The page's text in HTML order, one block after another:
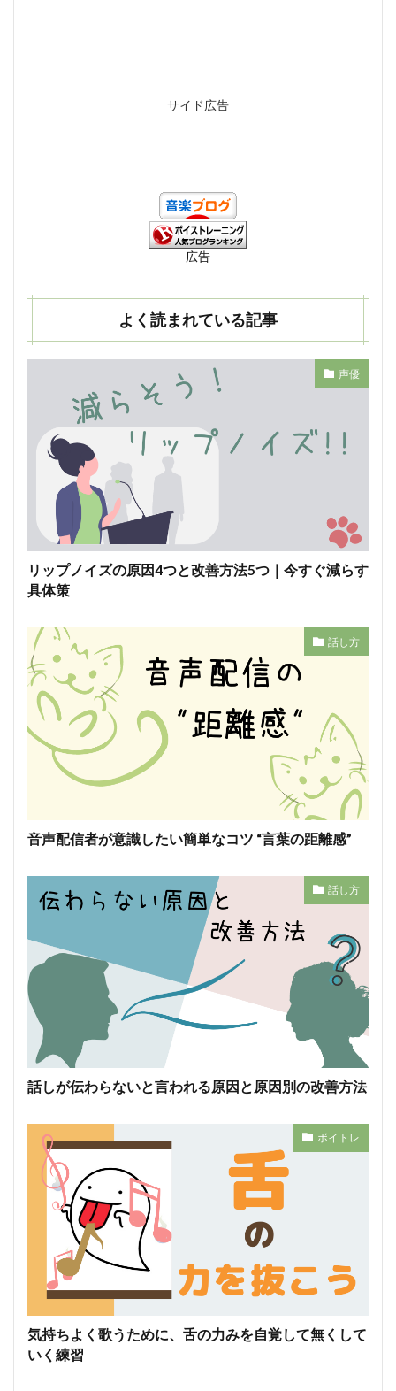
サイド広告
広告
よく読まれている記事
声優
リップノイズの原因4つと改善方法5つ｜今すぐ減らす
具体策
話し方
音声配信者が意識したい簡単なコツ “言葉の距離感”
話し方
話しが伝わらないと言われる原因と原因別の改善方法
ボイトレ
気持ちよく歌うために、舌の力みを自覚して無くして
いく練習